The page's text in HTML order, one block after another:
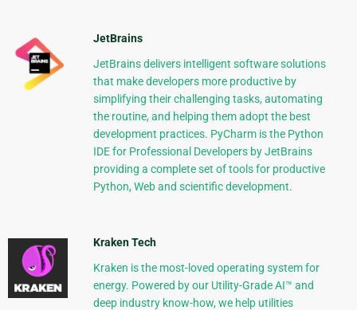
JetBrains
JetBrains delivers intelligent software solutions
that make developers more productive by
simplifying their challenging tasks, automating
the routine, and helping them adopt the best
development practices. PyCharm is the Python
IDE for Professional Developers by JetBrains
providing a complete set of tools for productive
Python, Web and scientific development.
Kraken Tech
Kraken is the most-loved operating system for
energy. Powered by our Utility-Grade AI™ and
deep industry know-how, we help utilities